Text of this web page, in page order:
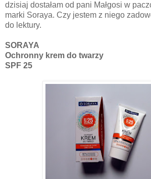
dzisiaj dostałam od pani Małgosi w
marki Soraya. Czy jestem z niego
do lektury.
SORAYA
Ochronny krem do twarzy
SPF 25